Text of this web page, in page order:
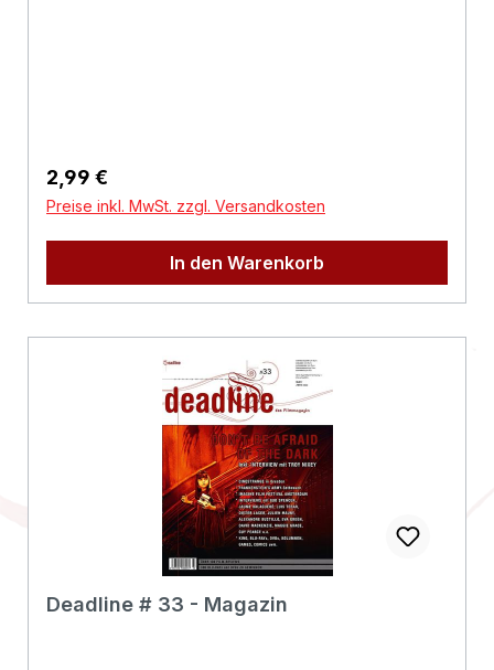
Regulärer Preis:
2,99 €
Preise inkl. MwSt. zzgl. Versandkosten
In den Warenkorb
Deadline # 33 - Magazin